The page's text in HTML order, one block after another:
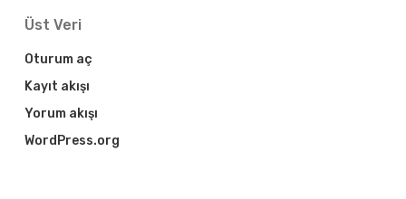
Üst Veri
Oturum aç
Kayıt akışı
Yorum akışı
WordPress.org